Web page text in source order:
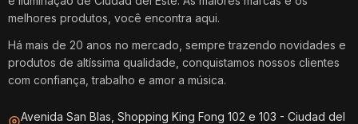
melhores produtos, você encontra aqui.
Há mais de 20 anos no mercado, sempre trazendo novidades e
produtos de altíssima qualidade, conquistamos nossos clientes
com confiança, trabalho e amor a música.
Avenida San Blas, Shopping King Fong 102 e 103 - Ciudad del